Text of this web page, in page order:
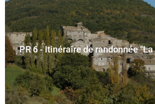
PR 6 - Itinéraire de randonnée